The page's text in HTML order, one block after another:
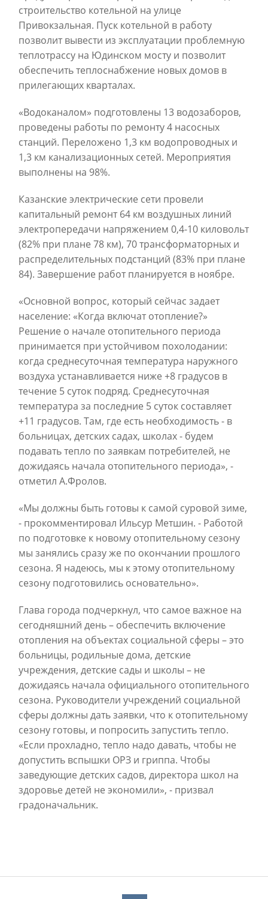
строительство котельной на улице
Привокзальная. Пуск котельной в работу
позволит вывести из эксплуатации проблемную
теплотрассу на Юдинском мосту и позволит
обеспечить теплоснабжение новых домов в
прилегающих кварталах.
«Водоканалом» подготовлены 13 водозаборов,
проведены работы по ремонту 4 насосных
станций. Переложено 1,3 км водопроводных и
1,3 км канализационных сетей. Мероприятия
выполнены на 98%.
Казанские электрические сети провели
капитальный ремонт 64 км воздушных линий
электропередачи напряжением 0,4-10 киловольт
(82% при плане 78 км), 70 трансформаторных и
распределительных подстанций (83% при плане
84). Завершение работ планируется в ноябре.
«Основной вопрос, который сейчас задает
население: «Когда включат отопление?»
Решение о начале отопительного периода
принимается при устойчивом похолодании:
когда среднесуточная температура наружного
воздуха устанавливается ниже +8 градусов в
течение 5 суток подряд. Среднесуточная
температура за последние 5 суток составляет
+11 градусов. Там, где есть необходимость - в
больницах, детских садах, школах - будем
подавать тепло по заявкам потребителей, не
дожидаясь начала отопительного периода», -
отметил А.Фролов.
«Мы должны быть готовы к самой суровой зиме,
- прокомментировал Ильсур Метшин. - Работой
по подготовке к новому отопительному сезону
мы занялись сразу же по окончании прошлого
сезона. Я надеюсь, мы к этому отопительному
сезону подготовились основательно».
Глава города подчеркнул, что самое важное на
сегодняшний день – обеспечить включение
отопления на объектах социальной сферы – это
больницы, родильные дома, детские
учреждения, детские сады и школы – не
дожидаясь начала официального отопительного
сезона. Руководители учреждений социальной
сферы должны дать заявки, что к отопительному
сезону готовы, и попросить запустить тепло.
«Если прохладно, тепло надо давать, чтобы не
допустить вспышки ОРЗ и гриппа. Чтобы
заведующие детских садов, директора школ на
здоровье детей не экономили», - призвал
градоначальник.